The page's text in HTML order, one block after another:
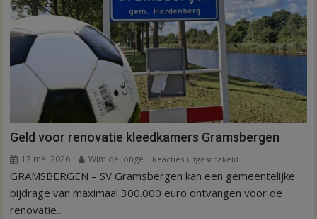
Sibculo
Geld voor renovatie kleedkamers Gramsbergen
17 mei 2026 Wim de Jonge Reacties uitgeschakeld
Geld
voor
GRAMSBERGEN – SV Gramsbergen kan een gemeentelijke
bijdrage van maximaal 300.000 euro ontvangen voor de
renovatie...